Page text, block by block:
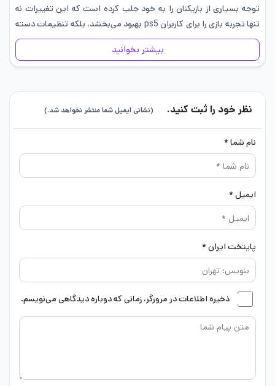
توجه بسیاری از بازیکنان را به خود جلب کرده است که این تغییرات نه
تنها تجربه بازی را برای کاربران ps5 بهبود می‌بخشد، بلکه تنظیمات دسته
فیفا…
بیشتر بخوانید
نظر خود را ثبت کنید. (نشانی ایمیل شما منتشر نخواهد شد.)
نام شما *
ایمیل *
پایتخت ایران *
ذخیره اطلاعات در مرورگر، زمانی که دوباره دیدگاهی می‌نویسم.